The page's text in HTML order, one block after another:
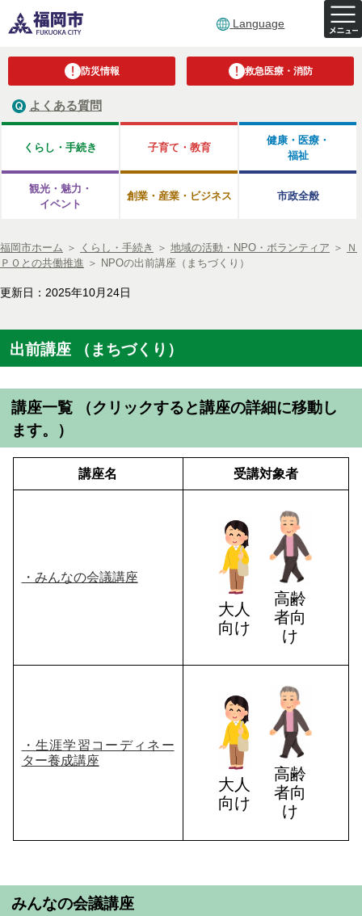
Language
防災情報 救急医療・消防
よくある質問
くらし・手続き 子育て・教育
健康・医療・
福祉
観光・魅力・
イベント
創業・産業・ビジネス 市政全般
福岡市ホーム ＞ くらし・手続き ＞ 地域の活動・NPO・ボランティア ＞
Ｎ
ＰＯとの共働推進 ＞ NPOの出前講座（まちづくり）
更新日：2025年10月24日
出前講座 （まちづくり）
講座一覧 （クリックすると講座の詳細に移動し
ます。）
講座名 受講対象者
・みんなの会議講座
大人
向け
高齢
者向
け
・生涯学習コーディネー
ター養成講座
大人
向け
高齢
者向
け
みんなの会議講座